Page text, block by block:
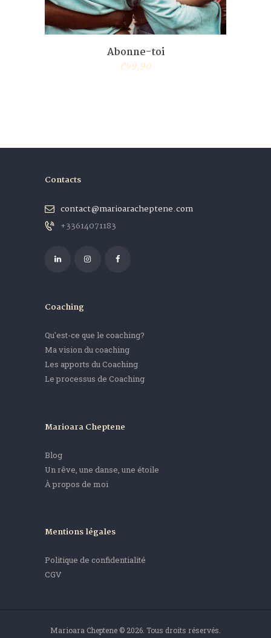
Abonne-toi
€49,90
Contacts
contact@marioaracheptene.com
+33614071183
Coaching
Qu'est-ce que le coaching?
Ma vision du coaching
Les apports du Coaching
Le processus de Coaching
Marioara Cheptene
Blog
Un rêve, une danse, une étoile
À propos de moi
Mentions légales
Politique de confidentialité
CGV
Marioara Cheptene © 2026. Tous droits réservés.